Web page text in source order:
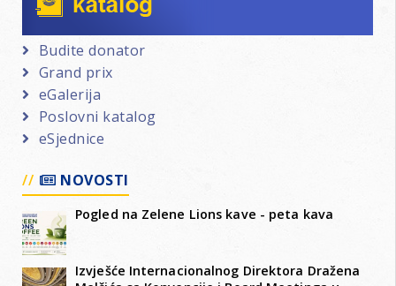
Budite donator
Grand prix
eGalerija
Poslovni katalog
eSjednice
NOVOSTI
Pogled na Zelene Lions kave - peta kava
Izvješće Internacionalnog Direktora Dražena